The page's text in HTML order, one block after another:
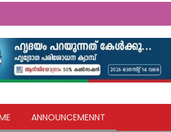
ANNOUNCEMENNT
പ്രതിനിധി സംഘം
പ്രളയബാധിതർക്ക് താങ്ങായി